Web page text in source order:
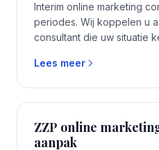
Interim online marketing
periodes. Wij koppelen u
consultant die uw situatie
Lees meer
ZZP online
aanpak